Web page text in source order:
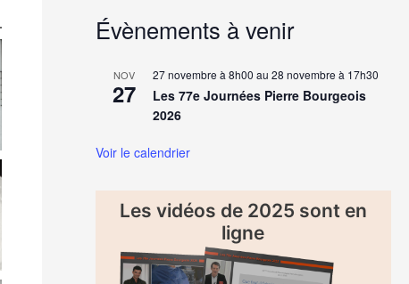
Évènements à venir
NOV
27
27 novembre à 8h00 au 28 novembre à 17h30
Les 77e Journées Pierre Bourgeois
2026
Voir le calendrier
Les vidéos de 2025 sont en
ligne